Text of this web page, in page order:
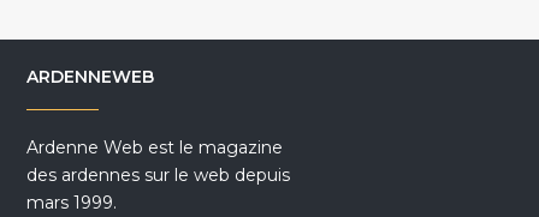
ARDENNEWEB
Ardenne Web est le magazine
des ardennes sur le web depuis
mars 1999.